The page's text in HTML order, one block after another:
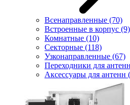
Всенаправленные (70)
Встроенные в корпус (9)
Комнатные (10)
Секторные (118)
Узконаправленные (67)
Переходники для антенн
Аксессуары для антенн